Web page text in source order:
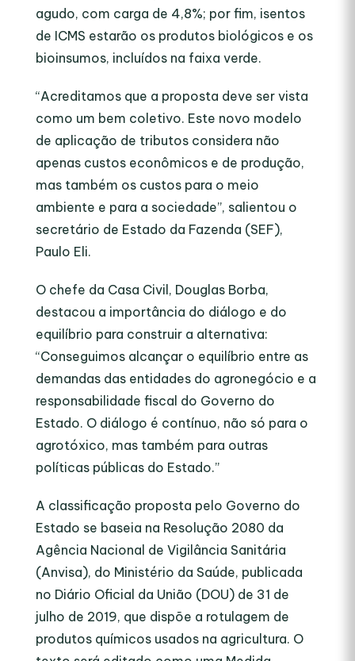
agudo, com carga de 4,8%; por fim, isentos
de ICMS estarão os produtos biológicos e os
bioinsumos, incluídos na faixa verde.
“Acreditamos que a proposta deve ser vista
como um bem coletivo. Este novo modelo
de aplicação de tributos considera não
apenas custos econômicos e de produção,
mas também os custos para o meio
ambiente e para a sociedade”, salientou o
secretário de Estado da Fazenda (SEF),
Paulo Eli.
O chefe da Casa Civil, Douglas Borba,
destacou a importância do diálogo e do
equilíbrio para construir a alternativa:
“Conseguimos alcançar o equilíbrio entre as
demandas das entidades do agronegócio e a
responsabilidade fiscal do Governo do
Estado. O diálogo é contínuo, não só para o
agrotóxico, mas também para outras
políticas públicas do Estado.”
A classificação proposta pelo Governo do
Estado se baseia na Resolução 2080 da
Agência Nacional de Vigilância Sanitária
(Anvisa), do Ministério da Saúde, publicada
no Diário Oficial da União (DOU) de 31 de
julho de 2019, que dispõe a rotulagem de
produtos químicos usados na agricultura. O